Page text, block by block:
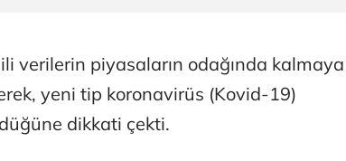
verilerin piyasaların odağında kalmaya
yeni tip koronavirüs (Kovid-19)
dikkati çekti.